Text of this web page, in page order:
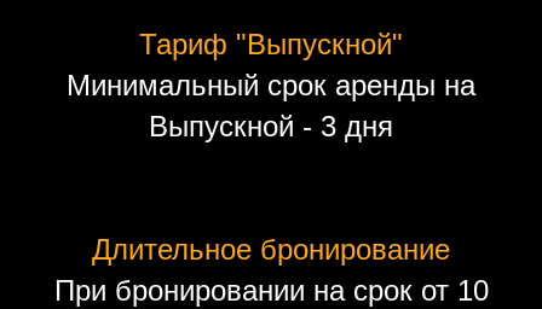
Тариф "Выпускной"
Минимальный срок аренды на
Выпускной - 3 дня
Длительное бронирование
При бронировании на срок от 10